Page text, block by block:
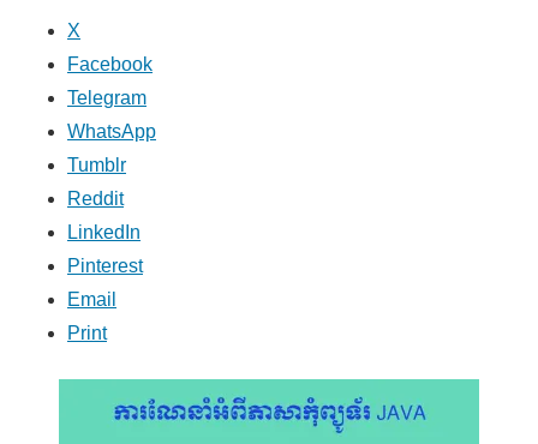
X
Facebook
Telegram
WhatsApp
Tumblr
Reddit
LinkedIn
Pinterest
Email
Print